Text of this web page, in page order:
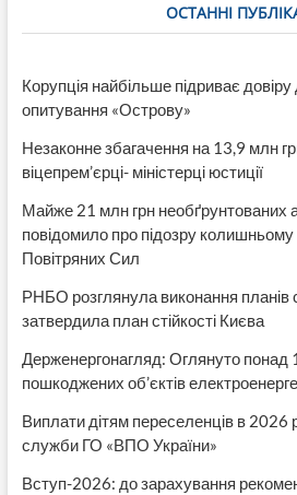
ОСТАННІ
Корупція найбільше підриває
опитування «Острову»
Незаконне збагачення на 13,9 млн
віцепрем’єрці- міністерці юстиції
Майже 21 млн грн необґрунтованих
повідомило про підозру колишньому
Повітряних Сил
РНБО розглянула виконання планів
затвердила план стійкості Києва
Держенергонагляд: Оглянуто понад
пошкоджених об’єктів
Виплати дітям переселенців в 2026
служби ГО «ВПО України»
Вступ-2026: до зарахування